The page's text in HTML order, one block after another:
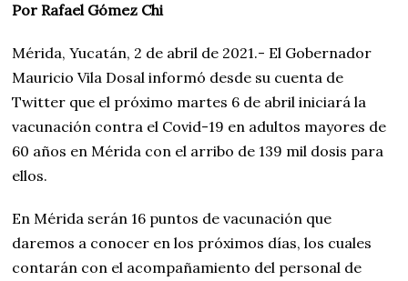
Por Rafael Gómez Chi
Mérida, Yucatán, 2 de abril de 2021.- El Gobernador
Mauricio Vila Dosal informó desde su cuenta de
Twitter que el próximo martes 6 de abril iniciará la
vacunación contra el Covid-19 en adultos mayores de
60 años en Mérida con el arribo de 139 mil dosis para
ellos.
En Mérida serán 16 puntos de vacunación que
daremos a conocer en los próximos días, los cuales
contarán con el acompañamiento del personal de